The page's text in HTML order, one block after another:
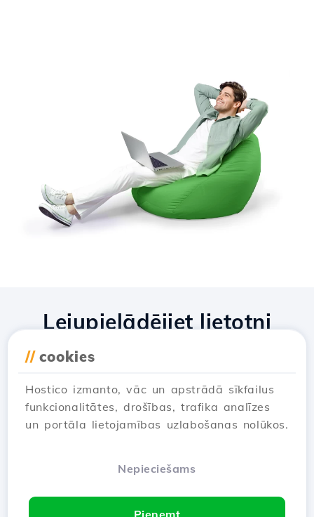
// cookies
Hostico izmanto, vāc un apstrādā sīkfailus
funkcionalitātes, drošības, trafika analīzes
un portāla lietojamības uzlabošanas nolūkos.
Nepieciešams
Pieņemt
Lejupielādējiet lietotni